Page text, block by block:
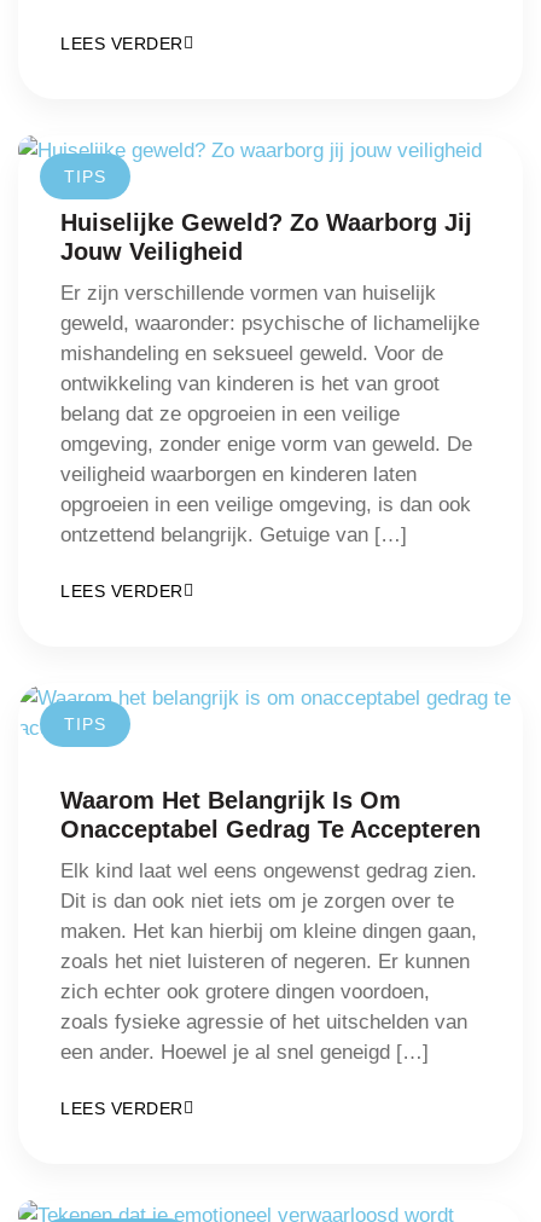
LEES VERDER
TIPS
Huiselijke Geweld? Zo Waarborg Jij
Jouw Veiligheid
Er zijn verschillende vormen van huiselijk
geweld, waaronder: psychische of lichamelijke
mishandeling en seksueel geweld. Voor de
ontwikkeling van kinderen is het van groot
belang dat ze opgroeien in een veilige
omgeving, zonder enige vorm van geweld. De
veiligheid waarborgen en kinderen laten
opgroeien in een veilige omgeving, is dan ook
ontzettend belangrijk. Getuige van […]
LEES VERDER
TIPS
Waarom Het Belangrijk Is Om
Onacceptabel Gedrag Te Accepteren
Elk kind laat wel eens ongewenst gedrag zien.
Dit is dan ook niet iets om je zorgen over te
maken. Het kan hierbij om kleine dingen gaan,
zoals het niet luisteren of negeren. Er kunnen
zich echter ook grotere dingen voordoen,
zoals fysieke agressie of het uitschelden van
een ander. Hoewel je al snel geneigd […]
LEES VERDER